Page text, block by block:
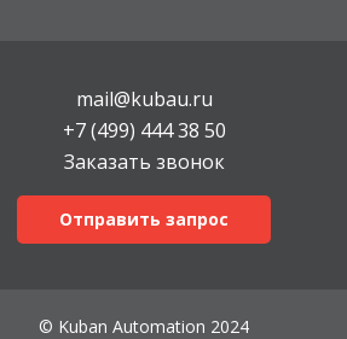
mail@kubau.ru
+7 (499) 444 38 50
Заказать звонок
Отправить запрос
© Kuban Automation 2024